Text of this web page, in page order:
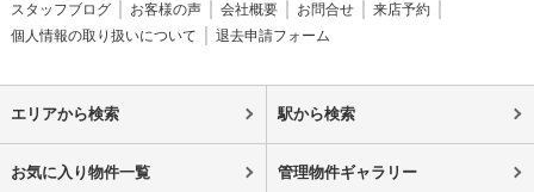
スタッフブログ
お客様の声 会社概要 お問合せ
来店予約
個人情報の取り扱いについて
退去申請フォーム
エリアから検索 駅から検索
お気に入り物件一覧 管理物件ギャラリー